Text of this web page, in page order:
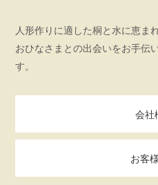
人形作りに適した桐と水に恵ま
おひなさまとの出会いをお手伝
す。
会社
お客